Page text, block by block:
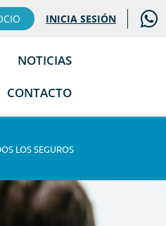
INICIA SESIÓN
NOTICIAS
CONTACTO
LOS SEGUROS